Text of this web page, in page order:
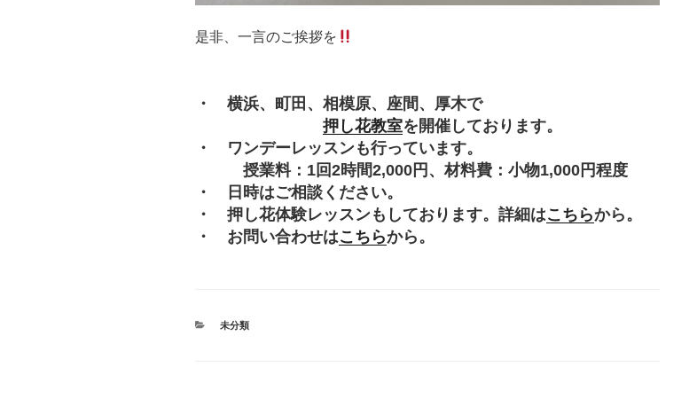
是非、一言のご挨拶を
・ 横浜、町田、相模原、座間、厚木で
押し花教室を開催しております。
・ ワンデーレッスンも行っています。
授業料：1回2時間2,000円、材料費：小物1,000円程度
・ 日時はご相談ください。
・ 押し花体験レッスンもしております。詳細はこちらから。
・ お問い合わせはこちらから。
カ
未分類